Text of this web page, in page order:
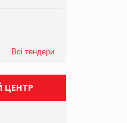
Всі тендери
ЦЕНТР